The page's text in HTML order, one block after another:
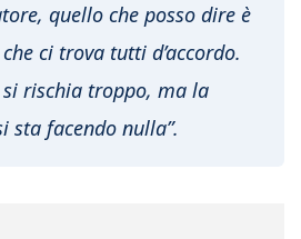
quello che posso dire è
ci trova tutti d’accordo.
rischia troppo, ma la
sta facendo nulla”.